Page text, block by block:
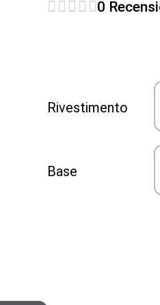
0
Rivestimento
Base